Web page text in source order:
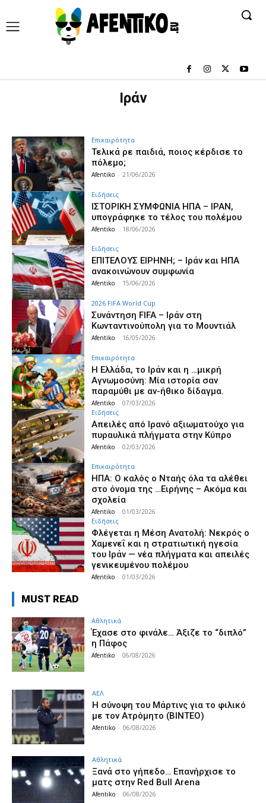
Ιράν
Επικαιρότητα
Τελικά ρε παιδιά, ποιος κέρδισε το
πόλεμο;
Afentiko - 21/06/2026
Ειδήσεις
ΙΣΤΟΡΙΚΗ ΣΥΜΦΩΝΙΑ ΗΠΑ – ΙΡΑΝ,
υπογράφηκε το τέλος του πολέμου
Afentiko - 18/06/2026
Ειδήσεις
ΕΠΙΤΕΛΟΥΣ ΕΙΡΗΝΗ; – Ιράν και ΗΠΑ
ανακοινώνουν συμφωνία
Afentiko - 15/06/2026
2026 FIFA World Cup
Συνάντηση FIFA – Ιράν στη
Κωνταντινούπολη για το Μουντιάλ
Afentiko - 16/05/2026
Επικαιρότητα
Η Ελλάδα, το Ιράν και η …μικρή
Αγνωμοσύνη: Μία ιστορία σαν
παραμύθι με αν-ήθικο δίδαγμα.
Afentiko - 07/03/2026
Ειδήσεις
Απειλές από Ιρανό αξιωματούχο για
πυραυλικά πλήγματα στην Κύπρο
Afentiko - 02/03/2026
Επικαιρότητα
ΗΠΑ: Ο καλός ο Νταής όλα τα αλέθει
στο όνομα της …Ειρήνης – Ακόμα και
σχολεία
Afentiko - 01/03/2026
Ειδήσεις
Φλέγεται η Μέση Ανατολή: Νεκρός ο
Χαμενεΐ και η στρατιωτική ηγεσία
του Ιράν — νέα πλήγματα και απειλές
γενικευμένου πολέμου
Afentiko - 01/03/2026
MUST READ
Αθλητικά
Έχασε στο φινάλε… Άξιζε το “διπλό”
η Πάφος
Afentiko - 06/08/2026
ΑΕΛ
H σύνοψη του Μάρτινς για το φιλικό
με τον Ατρόμητο (ΒΙΝΤΕΟ)
Afentiko - 06/08/2026
Αθλητικά
Ξανά στο γήπεδο… Επανήρχισε το
ματς στην Red Bull Arena
Afentiko - 06/08/2026